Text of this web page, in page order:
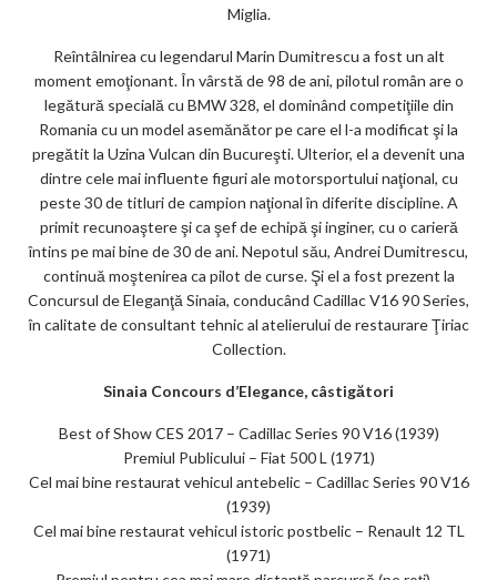
Miglia.
Reîntâlnirea cu legendarul Marin Dumitrescu a fost un alt
moment emoţionant. În vârstă de 98 de ani, pilotul român are o
legătură specială cu BMW 328, el dominând competiţiile din
Romania cu un model asemănător pe care el l-a modificat şi la
pregătit la Uzina Vulcan din Bucureşti. Ulterior, el a devenit una
dintre cele mai influente figuri ale motorsportului naţional, cu
peste 30 de titluri de campion naţional în diferite discipline. A
primit recunoaştere şi ca şef de echipă şi inginer, cu o carieră
întins pe mai bine de 30 de ani. Nepotul său, Andrei Dumitrescu,
continuă moştenirea ca pilot de curse. Şi el a fost prezent la
Concursul de Eleganţă Sinaia, conducând Cadillac V16 90 Series,
în calitate de consultant tehnic al atelierului de restaurare Ţiriac
Collection.
Sinaia Concours d’Elegance, câstigători
Best of Show CES 2017 – Cadillac Series 90 V16 (1939)
Premiul Publicului – Fiat 500 L (1971)
Cel mai bine restaurat vehicul antebelic – Cadillac Series 90 V16
(1939)
Cel mai bine restaurat vehicul istoric postbelic – Renault 12 TL
(1971)